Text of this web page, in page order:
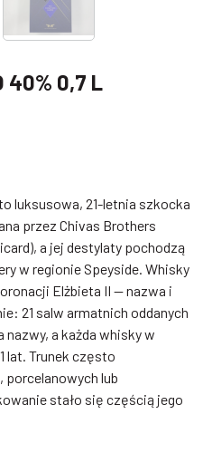
40% 0,7 L
luksusowa, 21-letnia szkocka
przez Chivas Brothers
a jej destylaty pochodzą
w regionie Speyside. Whisky
Elżbieta II — nazwa i
21 salw armatnich oddanych
a każda whisky w
lat. Trunek często
porcelanowych lub
stało się częścią jego